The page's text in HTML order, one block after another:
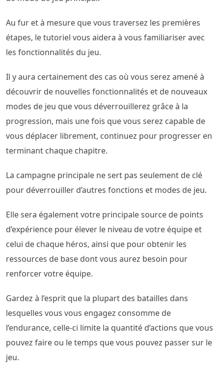
Au fur et à mesure que vous traversez les premières
étapes, le tutoriel vous aidera à vous familiariser avec
les fonctionnalités du jeu.
Il y aura certainement des cas où vous serez amené à
découvrir de nouvelles fonctionnalités et de nouveaux
modes de jeu que vous déverrouillerez grâce à la
progression, mais une fois que vous serez capable de
vous déplacer librement, continuez pour progresser en
terminant chaque chapitre.
La campagne principale ne sert pas seulement de clé
pour déverrouiller d’autres fonctions et modes de jeu.
Elle sera également votre principale source de points
d’expérience pour élever le niveau de votre équipe et
celui de chaque héros, ainsi que pour obtenir les
ressources de base dont vous aurez besoin pour
renforcer votre équipe.
Gardez à l’esprit que la plupart des batailles dans
lesquelles vous vous engagez consomme de
l’endurance, celle-ci limite la quantité d’actions que vous
pouvez faire ou le temps que vous pouvez passer sur le
jeu.